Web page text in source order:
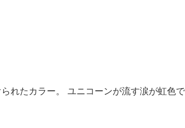
れたカラー。 ユニコーンが流す涙が虹色